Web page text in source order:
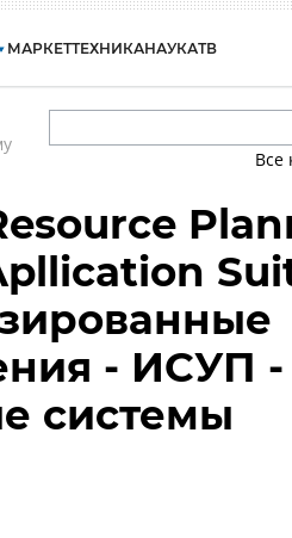
МАРКЕТТЕХНИКАНАУКАТВ
Все
- ИСУП -
системы